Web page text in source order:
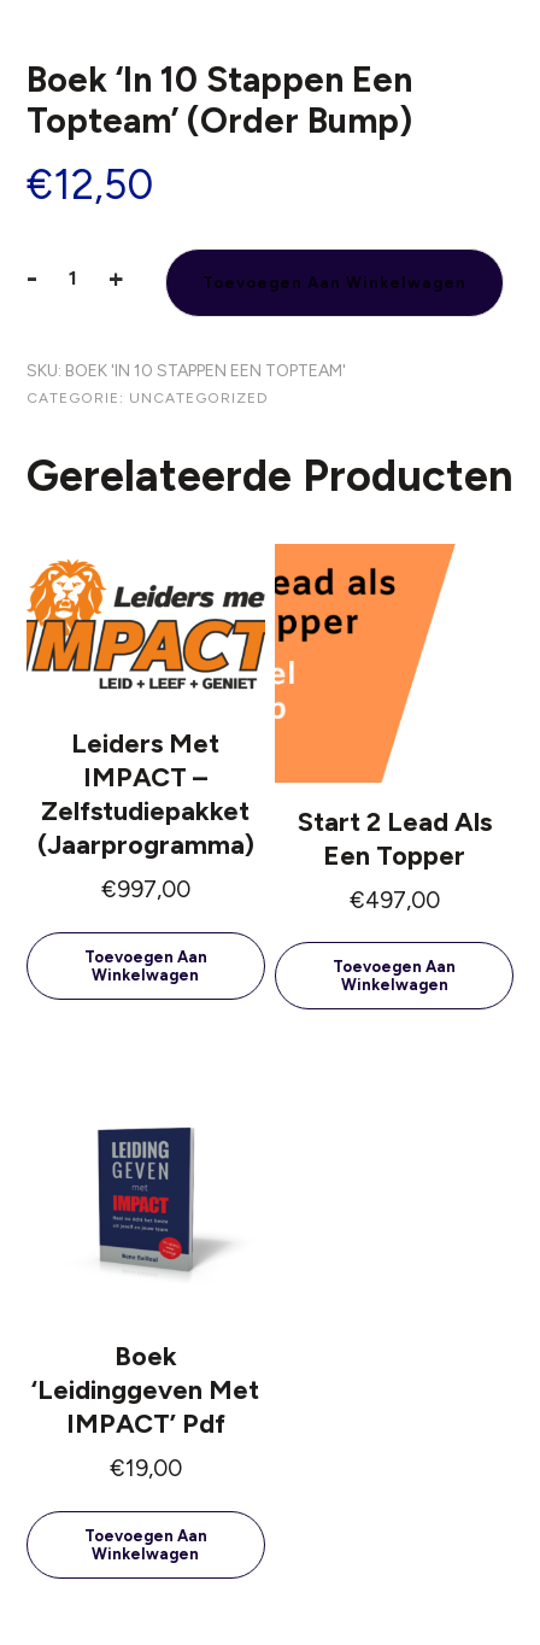
Boek ‘In 10 Stappen Een
Topteam’ (Order Bump)
€12,50
-
stappen
een
(Order
Bump)
+ Toevoegen Aan Winkelwagen
SKU: BOEK 'IN 10 STAPPEN EEN TOPTEAM'
CATEGORIE: UNCATEGORIZED
Gerelateerde Producten
Leiders Met
IMPACT –
Zelfstudiepakket
(jaarprogramma)
€997,00
Toevoegen Aan
Winkelwagen
Start 2 Lead Als
Een Topper
€497,00
Toevoegen Aan
Winkelwagen
Boek
‘Leidinggeven Met
IMPACT’ Pdf
€19,00
Toevoegen Aan
Winkelwagen